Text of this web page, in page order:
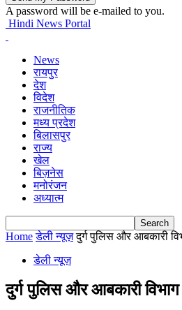
A password will be e-mailed to you.
Hindi News Portal
News
रायपुर
देश
विदेश
राजनीतिक
मध्य प्रदेश
बिलासपुर
राज्य
खेल
बिज़नेस
मनोरंजन
अध्यात्म
Home डेली न्यूज़ दुर्ग पुलिस और आबकारी
डेली न्यूज़
दुर्ग पुलिस और आबकारी विभाग